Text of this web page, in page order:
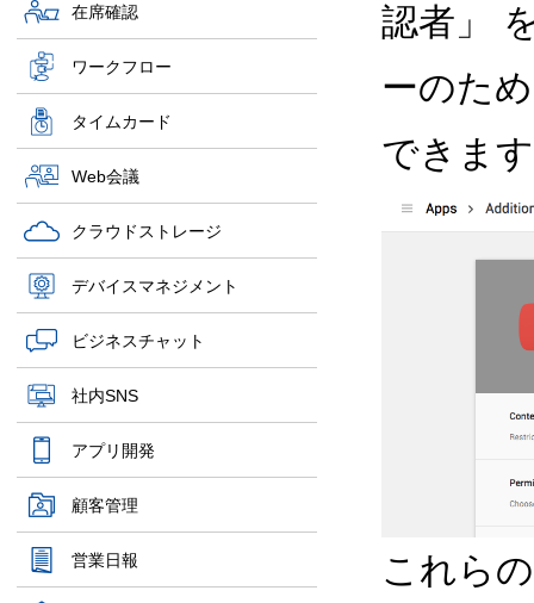
在席確認
ワークフロー
タイムカード
Web会議
クラウドストレージ
デバイスマネジメント
ビジネスチャット
社内SNS
アプリ開発
顧客管理
営業日報
認者」
ーのた
できま
これら